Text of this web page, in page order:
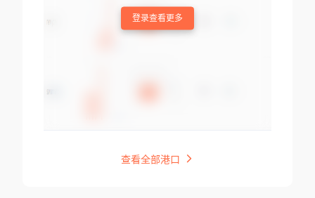
登录查看更多
查看全部港口